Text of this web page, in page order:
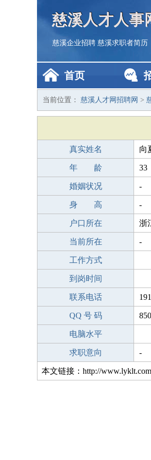
慈溪人才人事
慈溪企业招聘 慈溪求职者简历
首页
当前位置： 慈溪人才网招聘网 >
真实姓名 向
年 龄 33
婚姻状况 -
身 高 -
户口所在 浙
当前所在 -
工作方式
到岗时间
联系电话
QQ 号 码
电脑水平
求职意向 -
本文链接：http://